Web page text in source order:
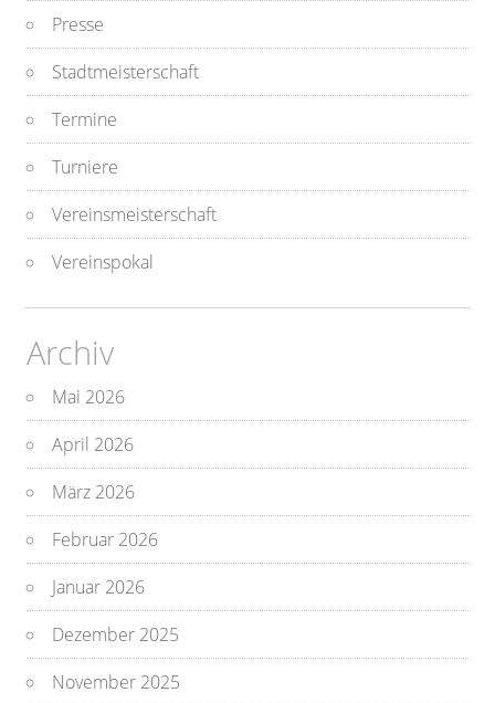
Presse
Stadtmeisterschaft
Termine
Turniere
Vereinsmeisterschaft
Vereinspokal
Archiv
Mai 2026
April 2026
März 2026
Februar 2026
Januar 2026
Dezember 2025
November 2025